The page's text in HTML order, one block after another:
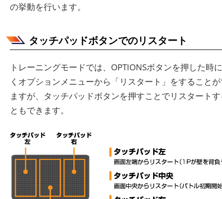
の挙動を行います。
タッチパッドボタンでのリスタート
トレーニングモードでは、OPTIONSボタンを押した時
くオプションメニューから「リスタート」をすること
ますが、タッチパッドボタンを押すことでリスタート
ともできます。